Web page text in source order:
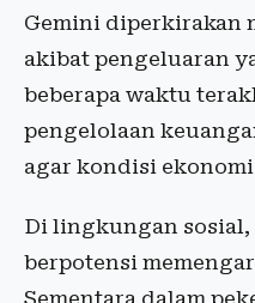
Gemini diperkirakan
akibat pengeluaran
beberapa waktu
pengelolaan
agar kondisi
Di lingkungan
berpotensi